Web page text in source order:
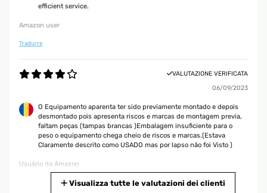
efficient service.
Amazon user
Tradurre
VALUTAZIONE VERIFICATA
06/09/2023
O Equipamento aparenta ter sido previamente montado e depois
desmontado pois apresenta riscos e marcas de montagem previa,
faltam peças (tampas brancas )Embalagem insuficiente para o
peso o equipamento chega cheio de riscos e marcas.(Estava
Claramente descrito como USADO mas por lapso não foi Visto )
Usuário da Amazon
Visualizza tutte le valutazioni dei clienti